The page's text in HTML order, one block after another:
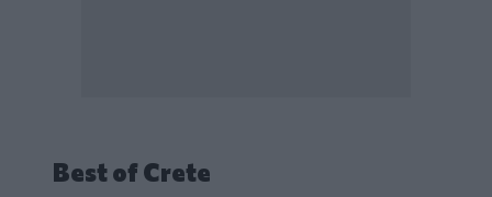
Best of Crete